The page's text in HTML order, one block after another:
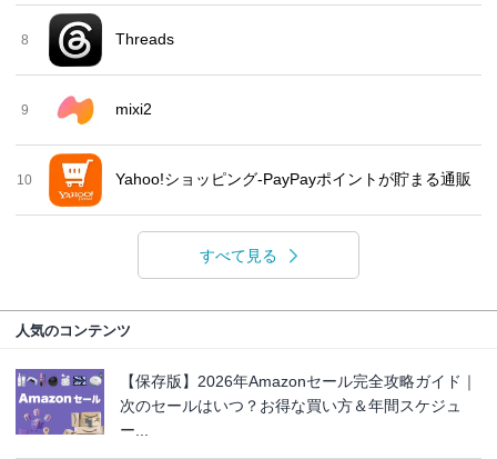
8 Threads
9 mixi2
10 Yahoo!ショッピング-PayPayポイントが貯まる通販
すべて見る
人気のコンテンツ
【保存版】2026年Amazonセール完全攻略ガイド｜
次のセールはいつ？お得な買い方＆年間スケジュ
ー...